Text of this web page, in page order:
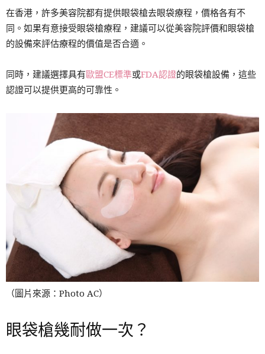
在香港，許多美容院都有提供眼袋槍去眼袋療程，價格各有不
同。如果有意接受眼袋槍療程，建議可以從美容院評價和眼袋槍
的設備來評估療程的價值是否合適。
同時，建議選擇具有歐盟CE標準或FDA認證的眼袋槍設備，這些
認證可以提供更高的可靠性。
（圖片來源：Photo AC）
眼袋槍幾耐做一次？